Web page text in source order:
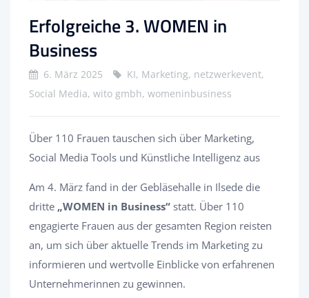
Erfolgreiche 3. WOMEN in
Business
6. März 2025
KI, Marketing, netzwerkevent,
Social Media, wito gmbh, womeninbusiness
Über 110 Frauen tauschen sich über Marketing,
Social Media Tools und Künstliche Intelligenz aus
Am 4. März fand in der Gebläsehalle in Ilsede die
dritte „WOMEN in Business“ statt. Über 110
engagierte Frauen aus der gesamten Region reisten
an, um sich über aktuelle Trends im Marketing zu
informieren und wertvolle Einblicke von erfahrenen
Unternehmerinnen zu gewinnen.